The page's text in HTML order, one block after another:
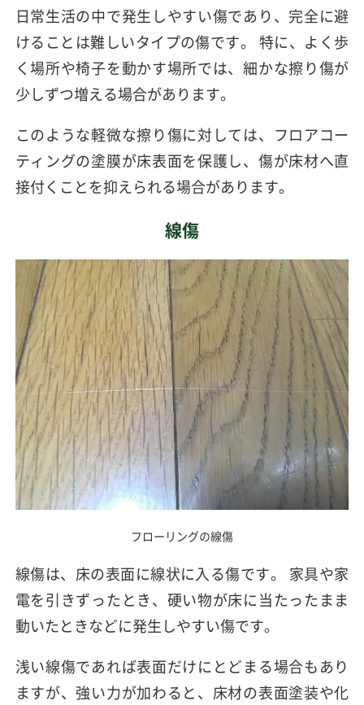
日常生活の中で発生しやすい傷であり、完全に避
けることは難しいタイプの傷です。 特に、よく歩
く場所や椅子を動かす場所では、細かな擦り傷が
少しずつ増える場合があります。
このような軽微な擦り傷に対しては、フロアコー
ティングの塗膜が床表面を保護し、傷が床材へ直
接付くことを抑えられる場合があります。
線傷
フローリングの線傷
線傷は、床の表面に線状に入る傷です。 家具や家
電を引きずったとき、硬い物が床に当たったまま
動いたときなどに発生しやすい傷です。
浅い線傷であれば表面だけにとどまる場合もあり
ますが、強い力が加わると、床材の表面塗装や化